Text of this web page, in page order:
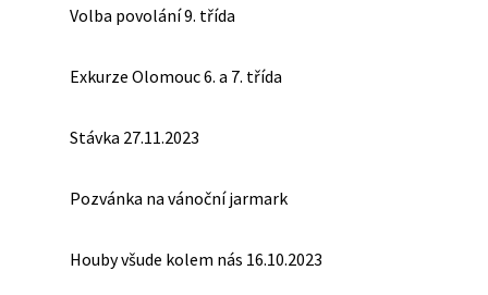
Volba povolání 9. třída
Exkurze Olomouc 6. a 7. třída
Stávka 27.11.2023
Pozvánka na vánoční jarmark
Houby všude kolem nás 16.10.2023